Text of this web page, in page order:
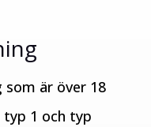
är över 18
1 och typ